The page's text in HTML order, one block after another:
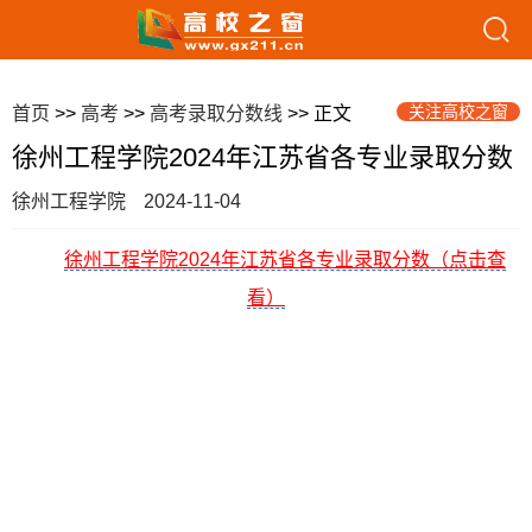
首页 >> 高考 >> 高考录取分数线 >> 正文 关注高校之窗
徐州工程学院2024年江苏省各专业录取分数
徐州工程学院 2024-11-04
徐州工程学院2024年江苏省各专业录取分数（点击查
看）